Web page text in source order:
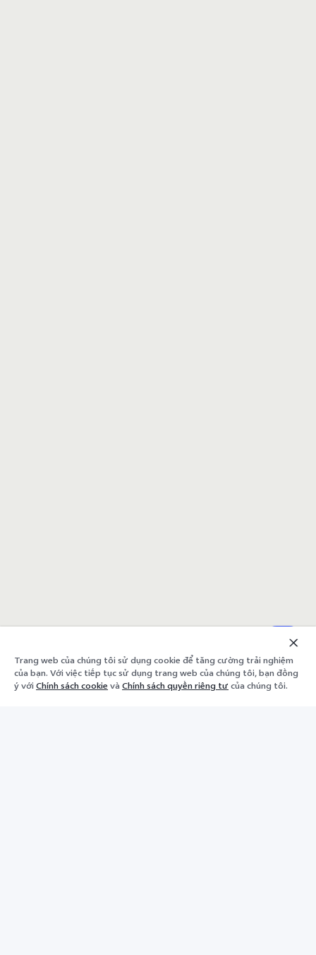
Trang web của chúng tôi sử dụng cookie để tăng cường trải nghiệm
của bạn. Với việc tiếp tục sử dụng trang web của chúng tôi, bạn đồng
ý với Chính sách cookievà Chính sách quyền riêng tưcủa chúng tôi.